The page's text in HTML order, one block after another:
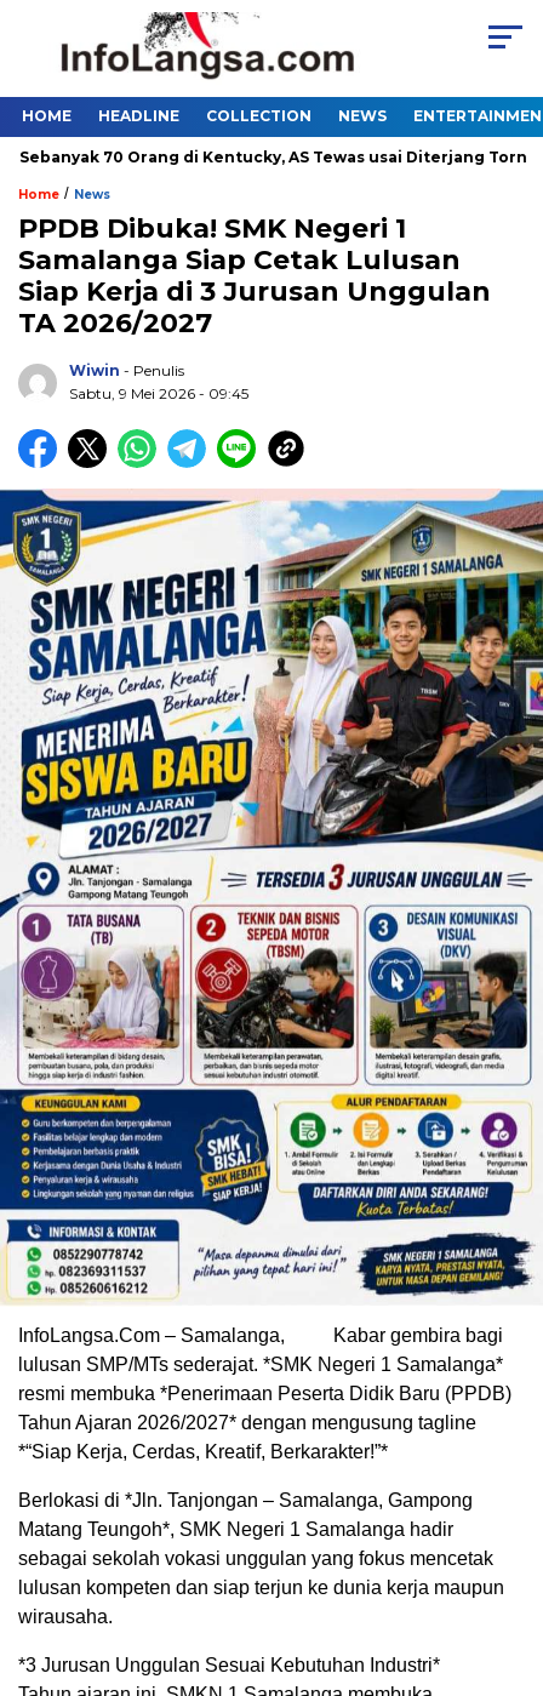
HOME HEADLINE COLLECTION NEWS
70 Orang di Kentucky, AS Tewas usai Diterjang Tornado
Home / News
PPDB Dibuka! SMK Negeri 1
Samalanga Siap Cetak Lulusan
Siap Kerja di 3 Jurusan Unggulan
TA 2026/2027
Wiwin - Penulis
Sabtu, 9 Mei 2026 - 09:45
InfoLangsa.Com – Samalanga, Kabar gembira bagi
lulusan SMP/MTs sederajat. *SMK Negeri 1 Samalanga*
resmi membuka *Penerimaan Peserta Didik Baru (PPDB)
Tahun Ajaran 2026/2027* dengan mengusung tagline
*“Siap Kerja, Cerdas, Kreatif, Berkarakter!”*
Berlokasi di *Jln. Tanjongan – Samalanga, Gampong
Matang Teungoh*, SMK Negeri 1 Samalanga hadir
sebagai sekolah vokasi unggulan yang fokus mencetak
lulusan kompeten dan siap terjun ke dunia kerja maupun
wirausaha.
*3 Jurusan Unggulan Sesuai Kebutuhan Industri*